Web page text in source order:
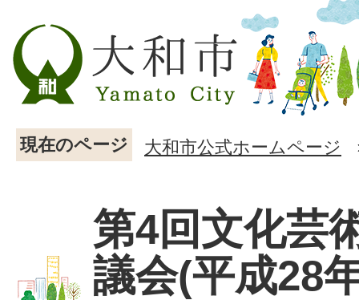
現在のページ 大和市公式ホームページ
第4回文化芸
議会(平成28